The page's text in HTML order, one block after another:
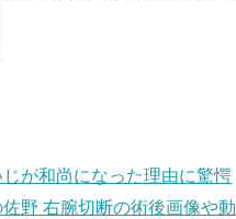
が和尚になった理由に驚愕
野 右腕切断の術後画像や